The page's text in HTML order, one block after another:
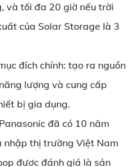
và tối đa 20 giờ nếu trời
của Solar Storage là 3
đích chính: tạo ra nguồn
lượng và cung cấp
bị gia dụng.
đã có 10 năm
nhập thị trường Việt Nam
được đánh giá là sản